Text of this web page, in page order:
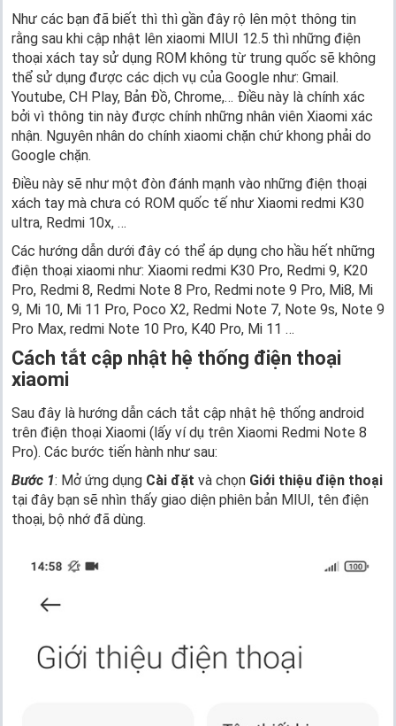
Như các bạn đã biết thì thì gần đây rộ lên một thông tin
rằng sau khi cập nhật lên xiaomi MIUI 12.5 thì những điện
thoại xách tay sử dụng ROM không từ trung quốc sẽ không
thể sử dụng được các dịch vụ của Google như: Gmail.
Youtube, CH Play, Bản Đồ, Chrome,… Điều này là chính xác
bởi vì thông tin này được chính những nhân viên Xiaomi xác
nhận. Nguyên nhân do chính xiaomi chặn chứ khong phải do
Google chặn.
Điều này sẽ như một đòn đánh mạnh vào những điện thoại
xách tay mà chưa có ROM quốc tế như Xiaomi redmi K30
ultra, Redmi 10x, …
Các hướng dẫn dưới đây có thể áp dụng cho hầu hết những
điện thoại xiaomi như: Xiaomi redmi K30 Pro, Redmi 9, K20
Pro, Redmi 8, Redmi Note 8 Pro, Redmi note 9 Pro, Mi8, Mi
9, Mi 10, Mi 11 Pro, Poco X2, Redmi Note 7, Note 9s, Note 9
Pro Max, redmi Note 10 Pro, K40 Pro, Mi 11 …
Cách tắt cập nhật hệ thống điện thoại
xiaomi
Sau đây là hướng dẫn cách tắt cập nhật hệ thống android
trên điện thoại Xiaomi (lấy ví dụ trên Xiaomi Redmi Note 8
Pro). Các bước tiến hành như sau:
Bước 1: Mở ứng dụng Cài đặt và chọn Giới thiệu điện thoại
tại đây bạn sẽ nhìn thấy giao diện phiên bản MIUI, tên điện
thoại, bộ nhớ đã dùng.